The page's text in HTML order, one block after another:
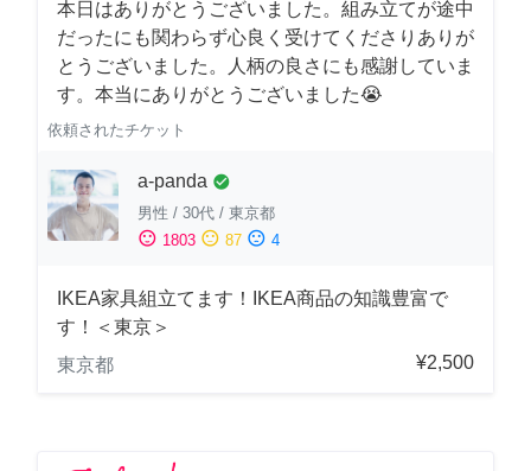
本日はありがとうございました。組み立てが途中
だったにも関わらず心良く受けてくださりありが
とうございました。人柄の良さにも感謝していま
す。本当にありがとうございました😭
依頼されたチケット
a-panda check_circle
男性 / 30代 / 東京都
sentiment_satisfied 1803 sentiment_neutral 87 sentiment_dissatisfied 4
IKEA家具組立てます！IKEA商品の知識豊富で
す！＜東京＞
東京都
¥2,500